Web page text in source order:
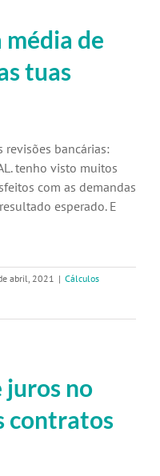
de
tuas
revisões bancárias:
tenho visto muitos
com as demandas
esperado. E
abril, 2021 | Cálculos
juros no
contratos